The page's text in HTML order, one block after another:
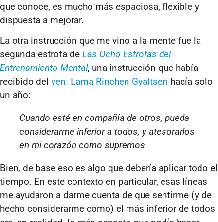
que conoce, es mucho más espaciosa, flexible y
dispuesta a mejorar.
La otra instrucción que me vino a la mente fue la
segunda estrofa de Las Ocho Estrofas del
Entrenamiento Mental, una instrucción que había
recibido del ven. Lama Rinchen Gyaltsen hacía solo
un año:
Cuando esté en compañía de otros, pueda
considerarme inferior a todos, y atesorarlos
en mi corazón como supremos
Bien, de base eso es algo que debería aplicar todo el
tiempo. En este contexto en particular, esas líneas
me ayudaron a darme cuenta de que sentirme (y de
hecho considerarme como) el más inferior de todos